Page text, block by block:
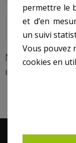
DERNIERS
NEMOX
Il n'y a aucun produit
permettre le
et d’en
un suivi
Vous pouvez
cookies en